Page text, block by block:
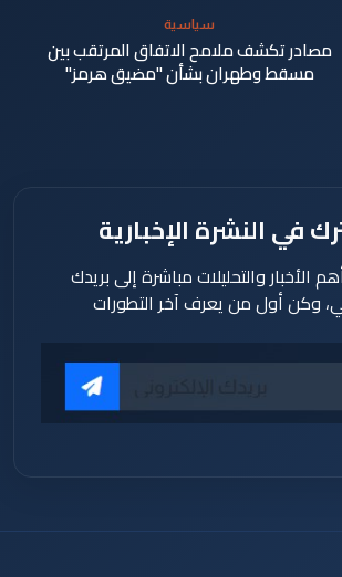
سياسية
مصادر تكشف ملامح الاتفاق المرتقب بين
مسقط وطهران بشأن "مضيق هرمز"
في النشرة الإخبارية
الأخبار والتحليلات مباشرة إلى بريدك
وكن أول من يعرف آخر التطورات